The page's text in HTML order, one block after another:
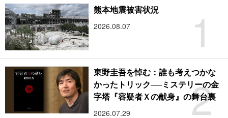
1
熊本地震被害状況
2026.08.07
2
東野圭吾を悼む：誰も考えつかな
かったトリック──ミステリーの金
字塔『容疑者Ｘの献身』の舞台裏
2026.07.29